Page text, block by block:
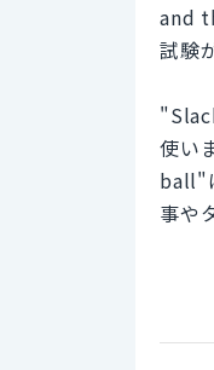
and
試験
使い
ball"
事や